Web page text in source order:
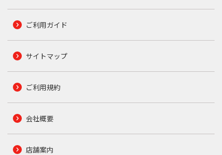
ご利用ガイド
サイトマップ
ご利用規約
会社概要
店舗案内